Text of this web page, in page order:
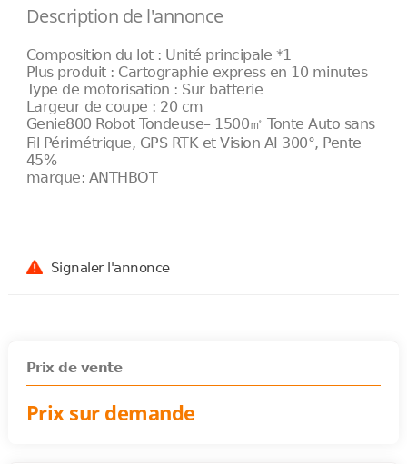
Description de l'annonce
Composition du lot : Unité principale *1
Plus produit : Cartographie express en 10 minutes
Type de motorisation : Sur batterie
Largeur de coupe : 20 cm
Genie800 Robot Tondeuse– 1500㎡ Tonte Auto sans
Fil Périmétrique, GPS RTK et Vision AI 300°, Pente
45%
marque: ANTHBOT
Signaler l'annonce
Prix de vente
Prix sur demande